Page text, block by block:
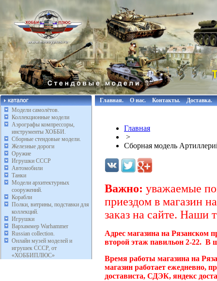
Модели самолётов.
Коллекционные модели
Аэрографы компрессоры,
инструменты ХОББИ.
Сборные стендовые модели.
Железные дороги
Оружие
Игрушки СССР
Автомобили
Танки
Модели архитектурных
сооружений.
Корабли
Полки, витрины, подставки для
коллекций.
Игрушки
Вархаммер Warhammer
Russian collection.
Онлайн музей моделей и
игрушек СССР, от
«ХОББИПЛЮС»
Главная. О нас. Контакты. Доставка.
Главная
>
Сборная модель
Важно: уважаемые
приездом в магазин
заказ на сайте. Наши
Адрес магазина на Рязанском
второй этаж павильон 2-22. В
Время работы магазина на
магазин работает ежедневно,
достависта, СДЭК, яндекс